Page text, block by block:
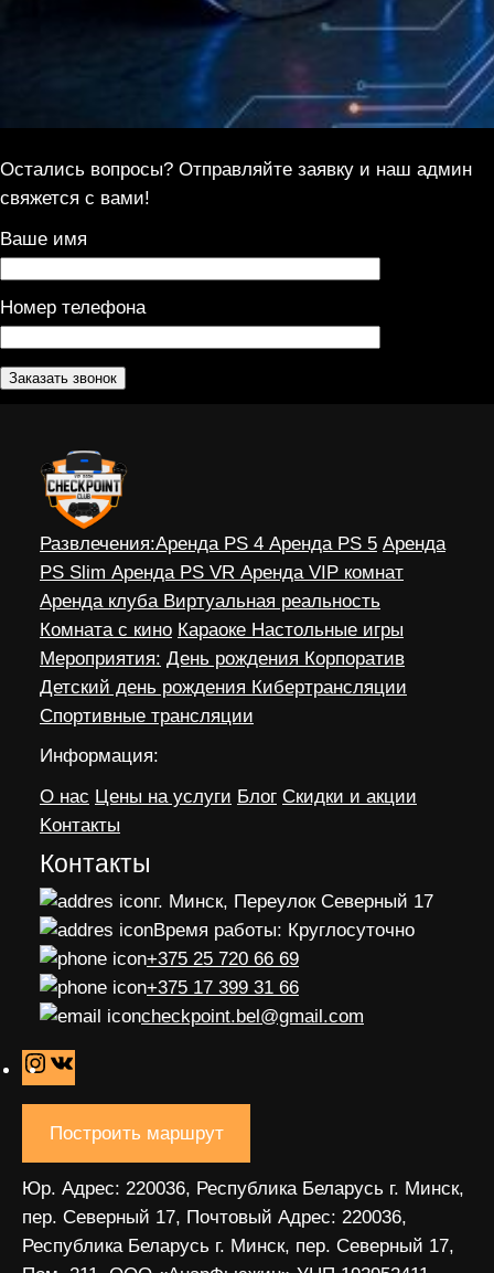
Остались вопросы? Отправляйте заявку и наш админ
свяжется с вами!
Ваше имя
Номер телефона
Развлечения:Аренда PS 4 Аренда PS 5 Аренда
PS Slim Аренда PS VR Аренда VIP комнат
Аренда клуба Виртуальная реальность
Комната с кино Караоке Настольные игры
Мероприятия: День рождения Корпоратив
Детский день рождения Кибертрансляции
Спортивные трансляции
Информация:
О нас Цены на услуги Блог Скидки и акции
Kонтакты
Контакты
г. Минск, Переулок Северный 17
Время работы: Круглосуточно
+375 25 720 66 69
+375 17 399 31 66
checkpoint.bel@gmail.com
I
n
K
Построить маршрут
Юр. Адрес: 220036, Республика Беларусь г. Минск,
пер. Северный 17, Почтовый Адрес: 220036,
Республика Беларусь г. Минск, пер. Северный 17,